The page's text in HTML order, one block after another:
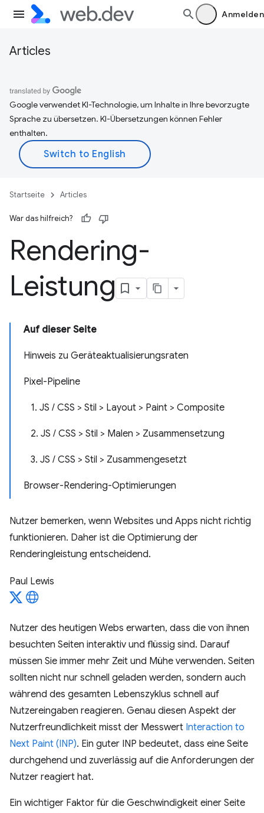
Anmelden
Articles
Google verwendet KI-Technologie, um Inhalte in Ihre bevorzugte
Sprache zu übersetzen. KI-Übersetzungen können Fehler
enthalten.
Startseite Articles
War das hilfreich?
Rendering-
Leistung
Auf dieser Seite
Hinweis zu Geräteaktualisierungsraten
Pixel-Pipeline
1. JS / CSS > Stil > Layout > Paint > Composite
2. JS / CSS > Stil > Malen > Zusammensetzung
3. JS / CSS > Stil > Zusammengesetzt
Browser-Rendering-Optimierungen
Nutzer bemerken, wenn Websites und Apps nicht richtig
funktionieren. Daher ist die Optimierung der
Renderingleistung entscheidend.
Paul Lewis
Nutzer des heutigen Webs erwarten, dass die von ihnen
besuchten Seiten interaktiv und flüssig sind. Darauf
müssen Sie immer mehr Zeit und Mühe verwenden. Seiten
sollten nicht nur schnell geladen werden, sondern auch
während des gesamten Lebenszyklus schnell auf
Nutzereingaben reagieren. Genau diesen Aspekt der
Nutzerfreundlichkeit misst der Messwert Interaction to
Next Paint (INP). Ein guter INP bedeutet, dass eine Seite
durchgehend und zuverlässig auf die Anforderungen der
Nutzer reagiert hat.
Ein wichtiger Faktor für die Geschwindigkeit einer Seite